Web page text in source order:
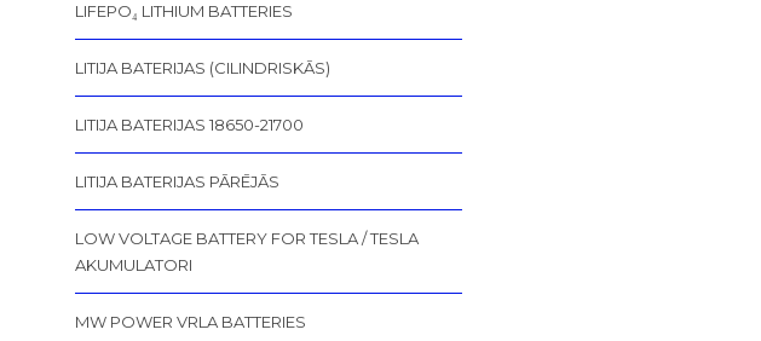
LIFEPO₄ LITHIUM BATTERIES
LITIJA BATERIJAS (CILINDRISKĀS)
LITIJA BATERIJAS 18650-21700
LITIJA BATERIJAS PĀRĒJĀS
LOW VOLTAGE BATTERY FOR TESLA / TESLA
AKUMULATORI
MW POWER VRLA BATTERIES